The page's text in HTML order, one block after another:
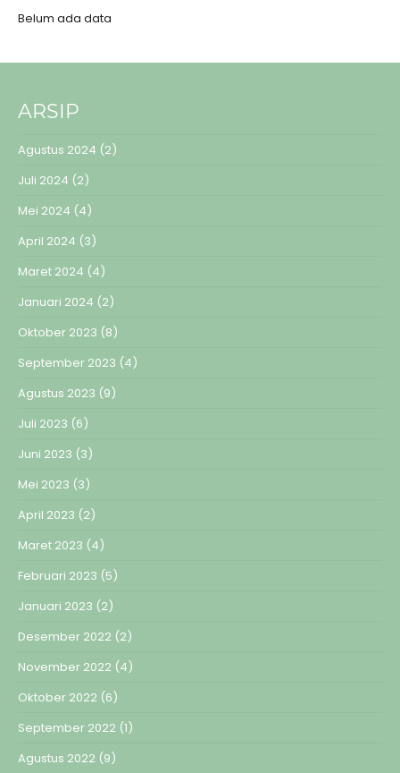
Belum ada data
ARSIP
Agustus 2024 (2)
Juli 2024 (2)
Mei 2024 (4)
April 2024 (3)
Maret 2024 (4)
Januari 2024 (2)
Oktober 2023 (8)
September 2023 (4)
Agustus 2023 (9)
Juli 2023 (6)
Juni 2023 (3)
Mei 2023 (3)
April 2023 (2)
Maret 2023 (4)
Februari 2023 (5)
Januari 2023 (2)
Desember 2022 (2)
November 2022 (4)
Oktober 2022 (6)
September 2022 (1)
Agustus 2022 (9)